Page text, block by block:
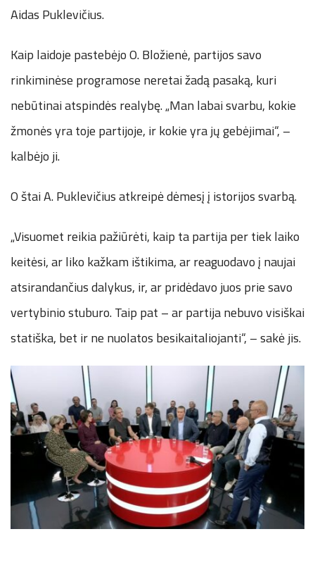
Aidas Puklevičius.
Kaip laidoje pastebėjo O. Bložienė, partijos savo
rinkiminėse programose neretai žadą pasaką, kuri
nebūtinai atspindės realybę. „Man labai svarbu, kokie
žmonės yra toje partijoje, ir kokie yra jų gebėjimai“, –
kalbėjo ji.
O štai A. Puklevičius atkreipė dėmesį į istorijos svarbą.
„Visuomet reikia pažiūrėti, kaip ta partija per tiek laiko
keitėsi, ar liko kažkam ištikima, ar reaguodavo į naujai
atsirandančius dalykus, ir, ar pridėdavo juos prie savo
vertybinio stuburo. Taip pat – ar partija nebuvo visiškai
statiška, bet ir ne nuolatos besikaitaliojanti“, – sakė jis.